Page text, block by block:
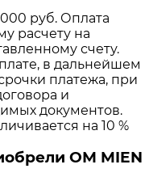
руб. Оплата
расчету на
счету.
в дальнейшем
платежа, при
и
документов.
на 10 %
ОМ MIEN